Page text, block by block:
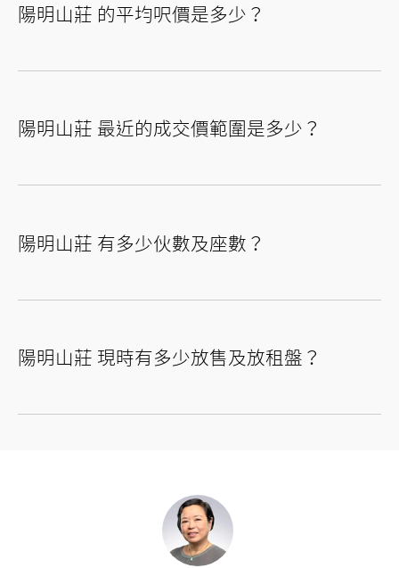
13座
14座 查看更多
陽明山莊 的平均呎價是多少？
陽明山莊 最近的成交價範圍是多少？
陽明山莊 有多少伙數及座數？
陽明山莊 現時有多少放售及放租盤？